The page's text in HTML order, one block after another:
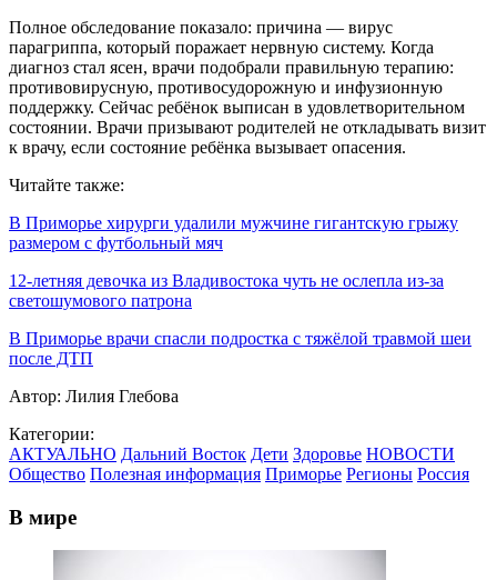
Полное обследование показало: причина — вирус
парагриппа, который поражает нервную систему. Когда
диагноз стал ясен, врачи подобрали правильную терапию:
противовирусную, противосудорожную и инфузионную
поддержку. Сейчас ребёнок выписан в удовлетворительном
состоянии. Врачи призывают родителей не откладывать визит
к врачу, если состояние ребёнка вызывает опасения.
Читайте также:
В Приморье хирурги удалили мужчине гигантскую грыжу
размером с футбольный мяч
12-летняя девочка из Владивостока чуть не ослепла из-за
светошумового патрона
В Приморье врачи спасли подростка с тяжёлой травмой шеи
после ДТП
Автор: Лилия Глебова
Категории:
АКТУАЛЬНО Дальний Восток Дети Здоровье НОВОСТИ
Общество Полезная информация Приморье Регионы Россия
В мире